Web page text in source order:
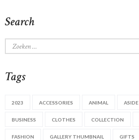
Search
Zoeken
naar:
Tags
2023 ACCESSORIES ANIMAL ASIDE
BUSINESS CLOTHES COLLECTION
FASHION GALLERY THUMBNAIL GIFTS